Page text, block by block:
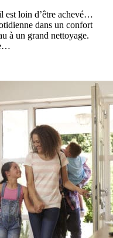
est loin d’être achevé…
dans un confort
à un grand nettoyage.